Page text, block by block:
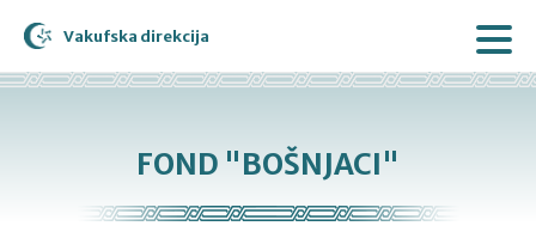
Vakufska direkcija
FOND "BOŠNJACI"